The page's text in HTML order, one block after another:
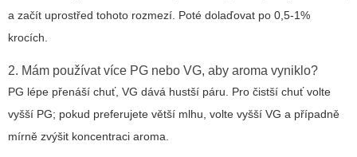
a začít uprostřed tohoto rozmezí. Poté dolaďovat po 0,5-1%
krocích.
2. Mám používat více PG nebo VG, aby aroma vyniklo?
PG lépe přenáší chuť, VG dává hustší páru. Pro čistší chuť volte
vyšší PG; pokud preferujete větší mlhu, volte vyšší VG a případně
mírně zvýšit koncentraci aroma.